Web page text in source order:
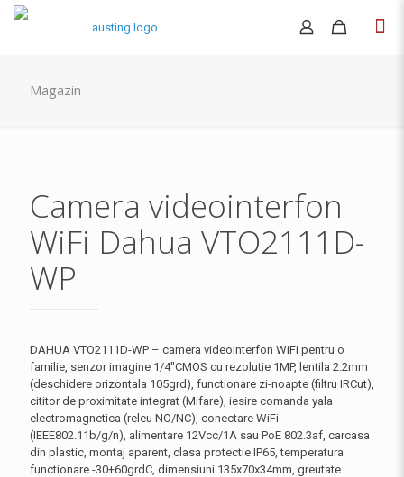
Magazin
Camera videointerfon
WiFi Dahua VTO2111D-
WP
DAHUA VTO2111D-WP – camera videointerfon WiFi pentru o
familie, senzor imagine 1/4″CMOS cu rezolutie 1MP, lentila 2.2mm
(deschidere orizontala 105grd), functionare zi-noapte (filtru IRCut),
cititor de proximitate integrat (Mifare), iesire comanda yala
electromagnetica (releu NO/NC), conectare WiFi
(IEEE802.11b/g/n), alimentare 12Vcc/1A sau PoE 802.3af, carcasa
din plastic, montaj aparent, clasa protectie IP65, temperatura
functionare -30+60grdC, dimensiuni 135x70x34mm, greutate